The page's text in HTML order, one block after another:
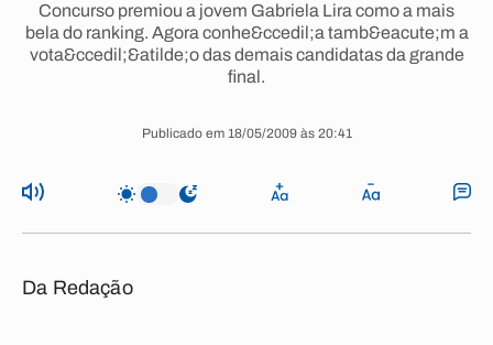
Concurso premiou a jovem Gabriela Lira como a mais
bela do ranking. Agora conhe&ccedil;a tamb&eacute;m a
vota&ccedil;&atilde;o das demais candidatas da grande
final.
Publicado em 18/05/2009 às 20:41
Da Redação